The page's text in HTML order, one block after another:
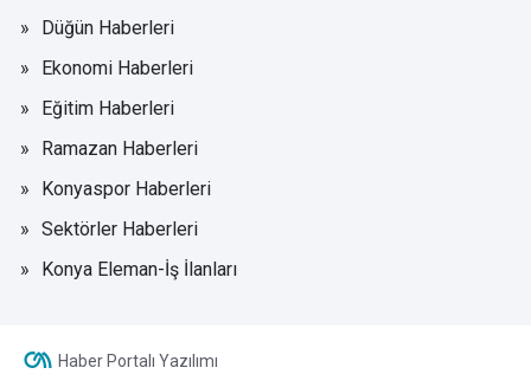
Düğün Haberleri
Ekonomi Haberleri
Eğitim Haberleri
Ramazan Haberleri
Konyaspor Haberleri
Sektörler Haberleri
Konya Eleman-İş İlanları
Haber Portalı Yazılımı